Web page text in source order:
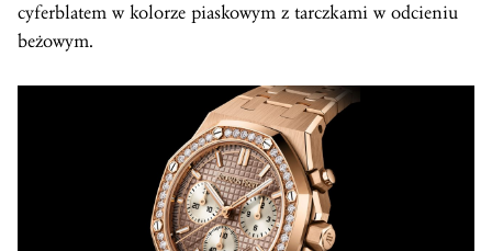
cyferblatem w kolorze piaskowym z tarczkami w odcieniu
beżowym.